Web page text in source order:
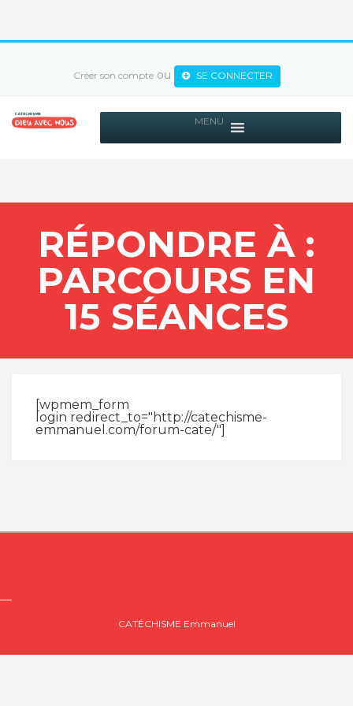
Créer son compte ou SE CONNECTER
MENU
RÉPONDRE À :
PARCOURS EN
15 SÉANCES
[wpmem_form
login redirect_to="http://catechisme-
emmanuel.com/forum-cate/"]
CATÉCHISME Emmanuel